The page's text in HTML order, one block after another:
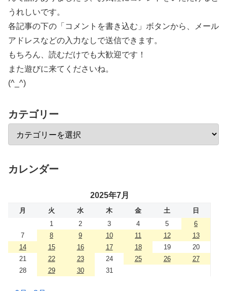
うれしいです。
各記事の下の「コメントを書き込む」ボタンから、メール
アドレスなどの入力なしで送信できます。
もちろん、読むだけでも大歓迎です！
また遊びに来てくださいね。
(^_^)
カテゴリー
カレンダー
2025年7月
月 火 水 木 金 土
日
1
2 3 4 5
6
7
8 9 10 11 12
13
14
15 16 17 18 19
20
21
22 23 24 25 26
27
28
29 30 31